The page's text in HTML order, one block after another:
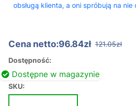
obsługą klienta, a oni spróbują na
Cena netto:96.84zł 121.05zł
Dostępność:
Dostępne w magazynie
SKU: